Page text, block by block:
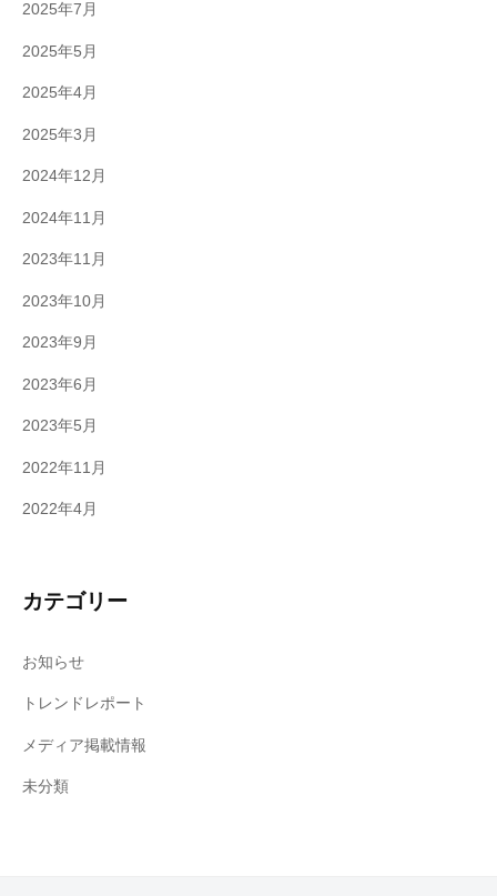
2025年7月
2025年5月
2025年4月
2025年3月
2024年12月
2024年11月
2023年11月
2023年10月
2023年9月
2023年6月
2023年5月
2022年11月
2022年4月
カテゴリー
お知らせ
トレンドレポート
メディア掲載情報
未分類